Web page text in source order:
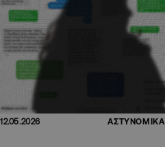
12.05.2026 ΑΣΤΥΝΟΜΙΚΑ